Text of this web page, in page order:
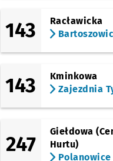
143
Racławicka
143
Kminkowa
Zajezdnia
247
Giełdowa
Hurtu)
Polanowice